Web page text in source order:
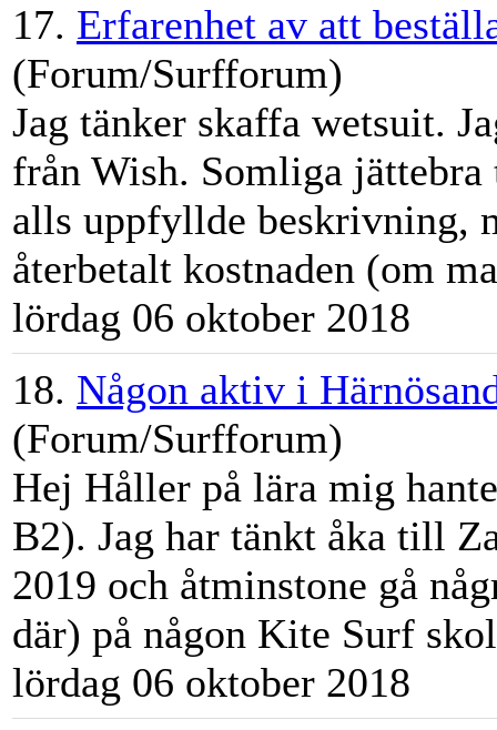
17. Erfarenhet av att
(Forum/Surfforum)
Jag tänker skaffa wetsuit.
från Wish. Somliga
alls uppfyllde beskrivning,
återbetalt kostnaden (om
lördag 06 oktober 2018
18. Någon aktiv i
(Forum/Surfforum)
Hej Håller på lära mig
B2). Jag har tänkt åka till
2019 och åtminstone gå
där) på någon Kite Surf
lördag 06 oktober 2018